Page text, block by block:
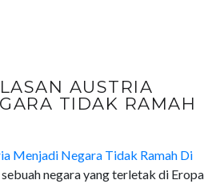
AUSTRIA
TIDAK RAMAH
Menjadi Negara Tidak Ramah Di
negara yang terletak di Eropa